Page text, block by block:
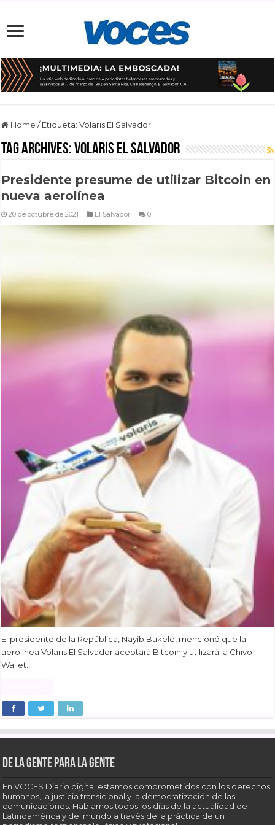
Home / Etiqueta:Volaris El Salvador
Tag Archives:Volaris El Salvador
Presidente presume de utilizar Bitcoin en
nueva aerolínea
20 de octubre de 2021 El Salvador 0
El presidente de la República, Nayib Bukele, mencionó que la
aerolínea Volaris El Salvador aceptará Bitcoin y utilizará la Chivo
Wallet.
De la gente para la gente
En VOCES Diario digital estamos comprometidos con los derechos
humanos, la justicia transicional y la democratización de las
comunicaciones. Hablamos todos los días de la actualidad de
Latinoamérica y del mundo a través de la práctica de un